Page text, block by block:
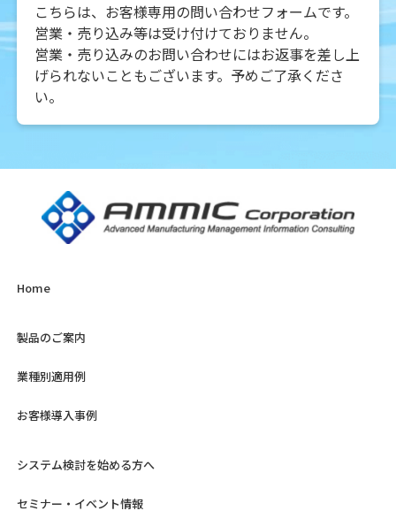
こちらは、お客様専用の問い合わせフォームです。
営業・売り込み等は受け付けておりません。
営業・売り込みのお問い合わせにはお返事を差し上
げられないこともございます。予めご了承くださ
い。
Home
製品のご案内
業種別適用例
お客様導入事例
システム検討を始める方へ
セミナー・イベント情報